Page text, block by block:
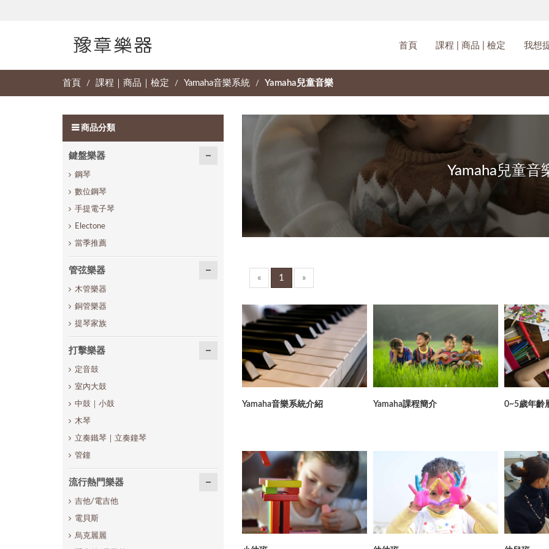
首頁 課程 | 商品 | 檢定 我想
首頁 / 課程｜商品｜檢定 / Yamaha音樂系統 / Yamaha兒童音樂
Yamaha兒童音
« 1 »
Yamaha音樂系統介紹 Yamaha課程簡介 0~5歲年齡
商品分類
鍵盤樂器
鋼琴
數位鋼琴
手提電子琴
Electone
當季推薦
管弦樂器
木管樂器
銅管樂器
提琴家族
打擊樂器
定音鼓
室內大鼓
中鼓｜小鼓
木琴
立奏鐵琴｜立奏鐘琴
管鐘
流行熱門樂器
吉他/電吉他
電貝斯
烏克麗麗